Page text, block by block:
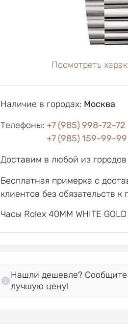
Посмотреть
Наличие в городах: Москва
Телефоны: +7 (985) 998-72-72
+7 (985) 159-99-99
Доставим в любой из
Бесплатная примерка с
клиентов без обязательств к
Часы Rolex 40MM WHITE
Нашли дешевле?
лучшую цену!